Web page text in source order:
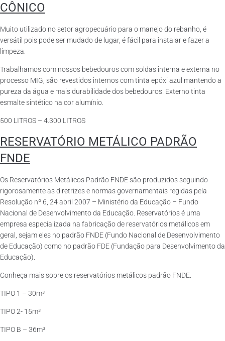
CÔNICO
Muito utilizado no setor agropecuário para o manejo do rebanho, é
versátil pois pode ser mudado de lugar, é fácil para instalar e fazer a
limpeza.
Trabalhamos com nossos bebedouros com soldas interna e externa no
processo MIG, são revestidos internos com tinta epóxi azul mantendo a
pureza da água e mais durabilidade dos bebedouros. Externo tinta
esmalte sintético na cor alumínio.
500 LITROS – 4.300 LITROS
RESERVATÓRIO METÁLICO PADRÃO
FNDE
Os Reservatórios Metálicos Padrão FNDE são produzidos seguindo
rigorosamente as diretrizes e normas governamentais regidas pela
Resolução nº 6, 24 abril 2007 – Ministério da Educação – Fundo
Nacional de Desenvolvimento da Educação. Reservatórios é uma
empresa especializada na fabricação de reservatórios metálicos em
geral, sejam eles no padrão FNDE (Fundo Nacional de Desenvolvimento
de Educação) como no padrão FDE (Fundação para Desenvolvimento da
Educação).
Conheça mais sobre os reservatórios metálicos padrão FNDE.
TIPO 1 – 30m³
TIPO 2- 15m³
TIPO B – 36m³